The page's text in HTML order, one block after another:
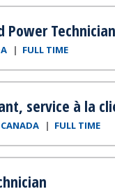
Power Technician
FULL TIME
service à la
FULL TIME